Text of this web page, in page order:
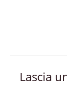
Lascia